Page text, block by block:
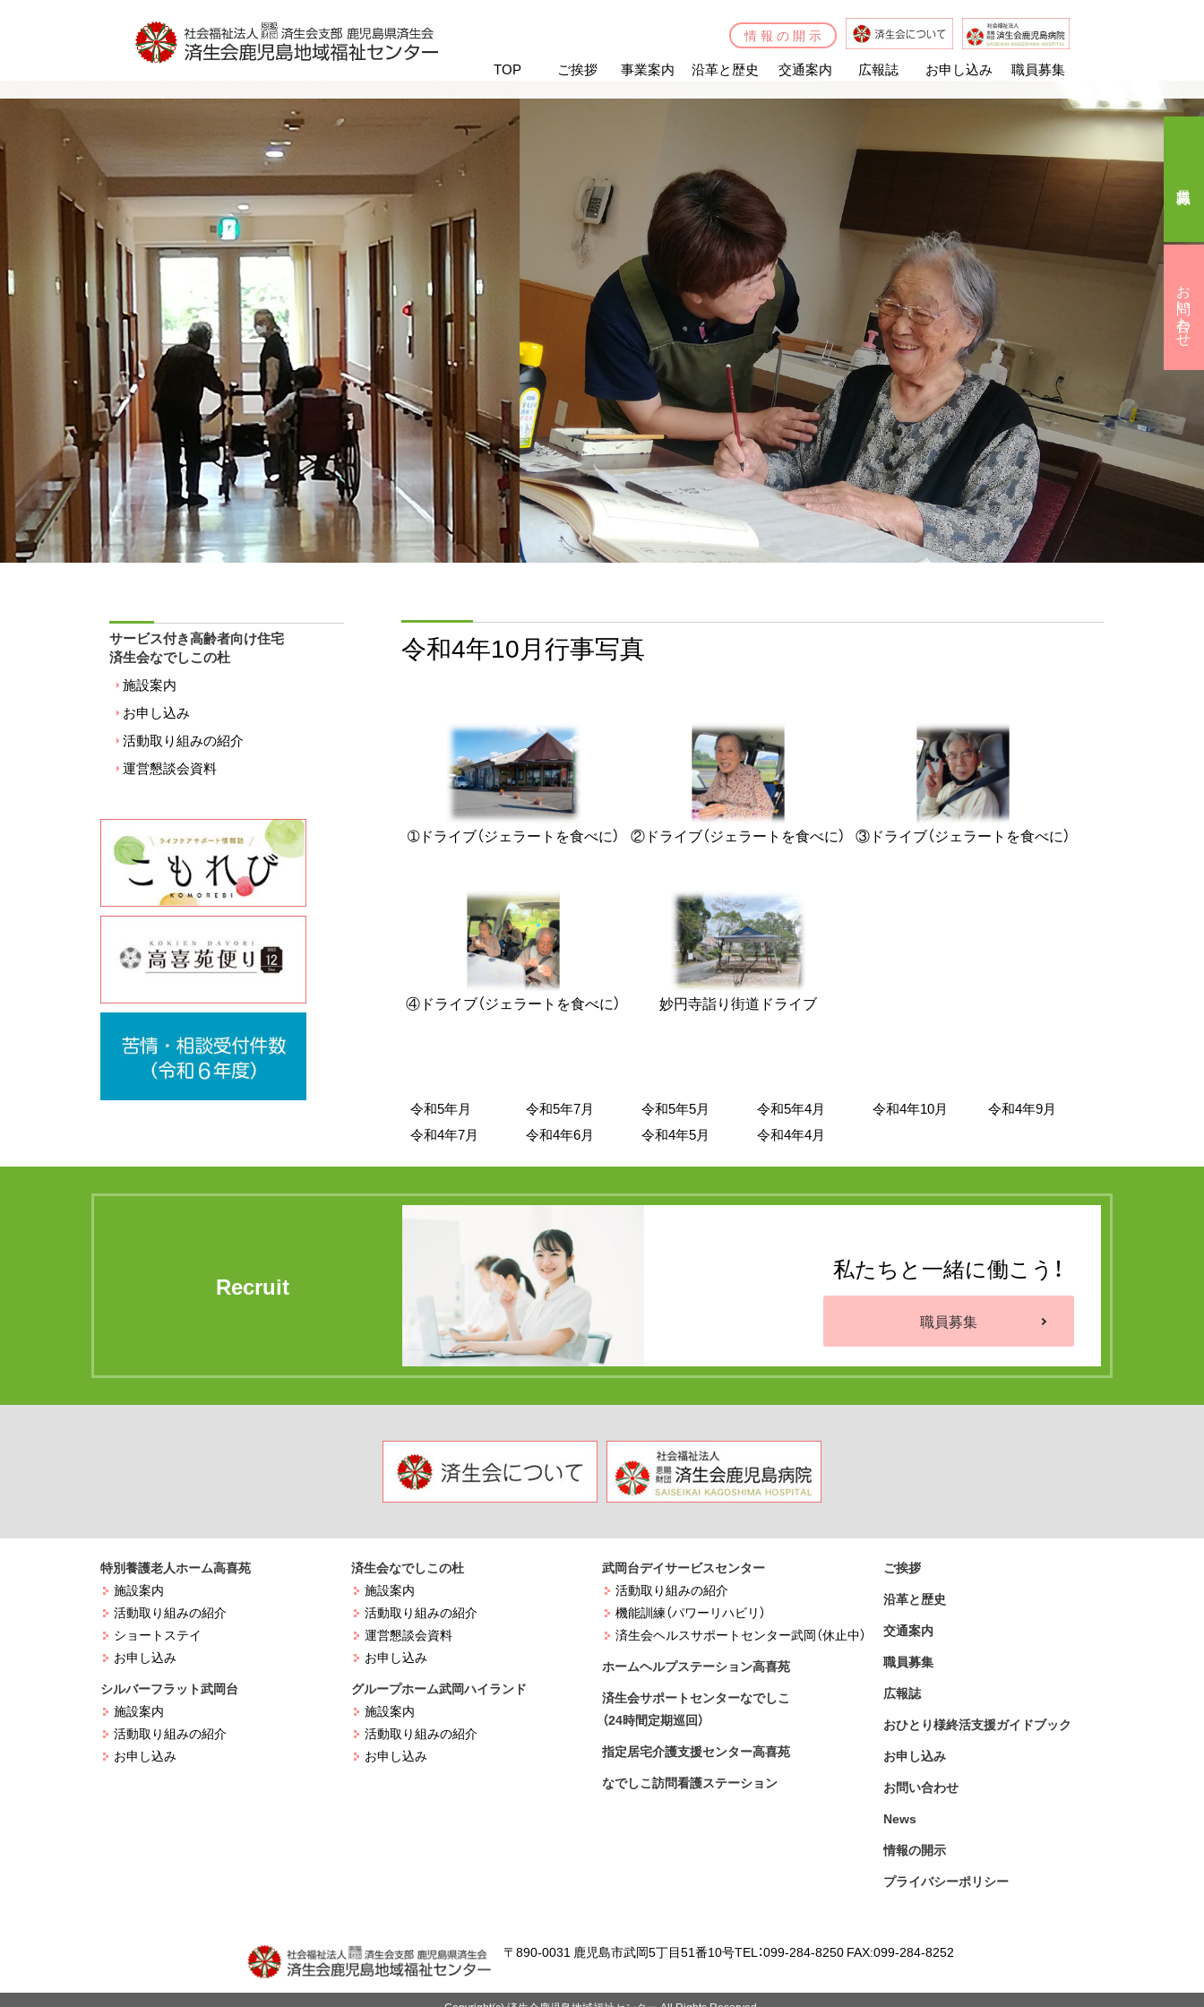
情報の開示
TOP ご挨拶 事業案内
特別養護老人ホーム高喜苑
施設案内
活動取り組みの紹介
ショートステイ
お申し込み
シルバーフラット武岡台
活動取り組みの紹介
施設案内
活動取り組みの紹介
運営懇談会資料
お申し込み
グループホーム武岡ハイランド
施設案内
活動取り組みの紹介
お申し込み
武岡台デイサービスセンター
活動取り組みの紹介
済生会ヘルスサポートセンター武岡（休止中）
済生会サポートセンターなでしこ （24時間 定期巡回） 指定居宅介護支援センター高喜苑
沿革と歴史 交通案内 広報誌 お申し込み 職員募集
サービス付き高齢者向け住宅
済生会なでしこの杜
施設案内
お申し込み
活動取り組みの紹介
運営懇談会資料
令和4年10月行事写真
➀ドライブ（ジェラートを食べに） ②ドライブ（ジェラートを食べに） ③ドライブ（ジェラートを食べに）
④ドライブ（ジェラートを食べに） 妙円寺詣り街道ドライブ
令和5年月 令和5年7月 令和5年5月 令和5年4月 令和4年10月
令和4年9月
令和4年7月
令和4年6月 令和4年5月 令和4年4月
Recruit
私たちと一緒に働こう！
職員募集
特別養護老人ホーム高喜苑
施設案内
活動取り組みの紹介
ショートステイ
お申し込み
シルバーフラット武岡台
施設案内
活動取り組みの紹介
お申し込み
済生会なでしこの杜
施設案内
活動取り組みの紹介
運営懇談会資料
お申し込み
グループホーム武岡ハイランド
施設案内
活動取り組みの紹介
お申し込み
武岡台デイサービスセンター
活動取り組みの紹介
機能訓練（パワーリハビリ）
済生会ヘルスサポートセンター武岡（休止中）
ホームヘルプステーション高喜苑
済生会サポートセンターなでしこ
（24時間定期巡回）
指定居宅介護支援センター高喜苑
なでしこ訪問看護ステーション
ご挨拶
沿革と歴史
交通案内
職員募集
広報誌
おひとり様終活支援ガイドブック
お申し込み
お問い合わせ
News
情報の開示
プライバシーポリシー
〒890-0031 鹿児島市武岡5丁目51番10号TEL：099-284-8250 FAX:099-284-8252
お問い合わせ